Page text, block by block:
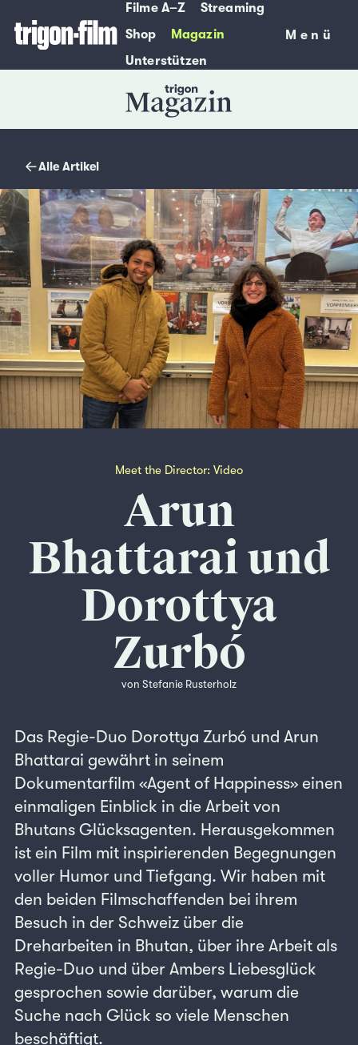
Filme A–Z
Streaming
Shop
Magazin
Unterstützen
Menü
Menü
Magazin
Alle Artikel
Meet the Director: Video
Arun
Bhattarai und
Dorottya
Zurbó
von Stefanie Rusterholz
Das Regie-Duo Dorottya Zurbó und Arun
Bhattarai gewährt in seinem
Dokumentarfilm «Agent of Happiness» einen
einmaligen Einblick in die Arbeit von
Bhutans Glücksagenten. Herausgekommen
ist ein Film mit inspirierenden Begegnungen
voller Humor und Tiefgang. Wir haben mit
den beiden Filmschaffenden bei ihrem
Besuch in der Schweiz über die
Dreharbeiten in Bhutan, über ihre Arbeit als
Regie-Duo und über Ambers Liebesglück
gesprochen sowie darüber, warum die
Suche nach Glück so viele Menschen
beschäftigt.